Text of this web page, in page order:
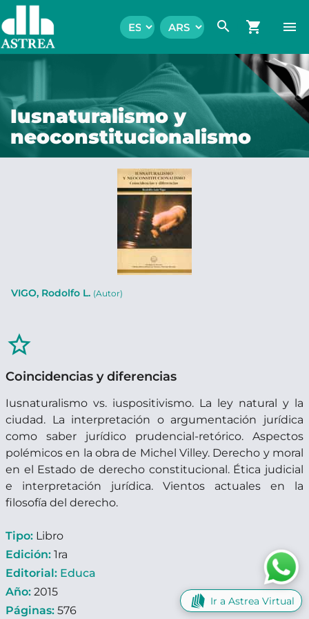
search shopping_cart menu
Iusnaturalismo y
neoconstitucionalismo
VIGO, Rodolfo L. (Autor)
star_border
Coincidencias y diferencias
Iusnaturalismo vs. iuspositivismo. La ley natural y la
ciudad. La interpretación o argumentación jurídica
como saber jurídico prudencial-retórico. Aspectos
polémicos en la obra de Michel Villey. Derecho y moral
en el Estado de derecho constitucional. Ética judicial
e interpretación jurídica. Vientos actuales en la
filosofía del derecho.
Tipo: Libro
Edición: 1ra
Editorial: Educa
Año: 2015
Páginas: 576
Ir a Astrea Virtual